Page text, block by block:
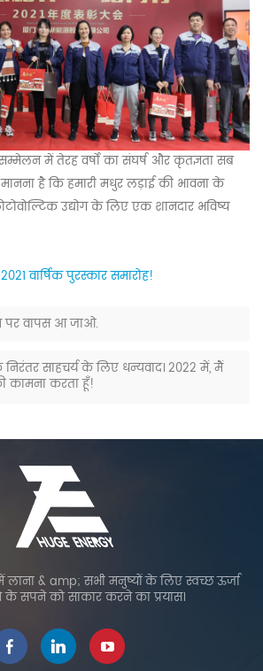
सम्मेलन में तेरह वर्षों का संघर्ष और कृतज्ञता सब
​​है कि हमारी मधुर लड़ाई की भावना के
उद्योग के लिए एक शानदार भविष्य
वार्षिक पुरस्कार समारोह!
वापस आ जाओ.
साहचर्य के लिए धन्यवाद। 2022 में, मैं
कामना करता हूँ!
लाना & amp; सभी मनुष्यों के लिए स्वच्छ ऊर्जा
के सपने को साकार करने का प्रयास।